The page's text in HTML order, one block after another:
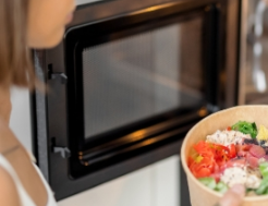
MICROONDAS